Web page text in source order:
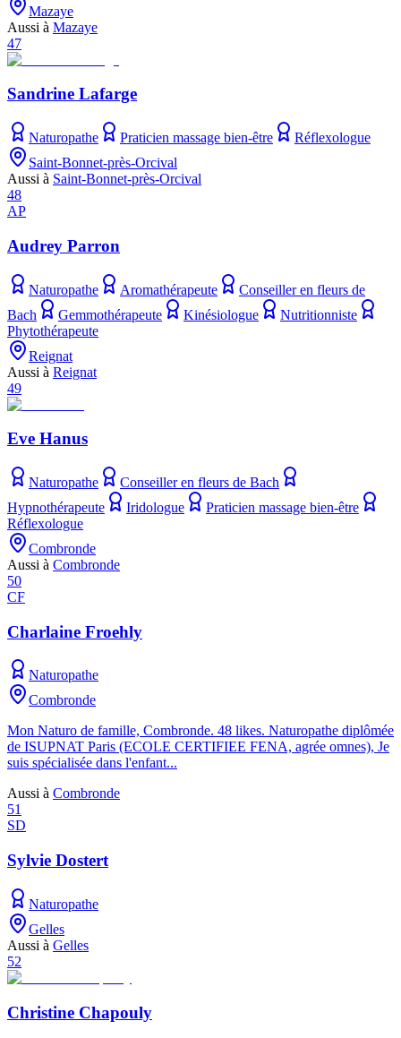
Mazaye
Aussi à Mazaye
47
Sandrine Lafarge
Naturopathe Praticien massage bien-être
Réflexologue
Saint-Bonnet-près-Orcival
Aussi à Saint-Bonnet-près-Orcival
48
AP
Audrey Parron
Naturopathe Aromathérapeute
Conseiller en fleurs de
Bach
Gemmothérapeute Kinésiologue
Nutritionniste
Phytothérapeute
Reignat
Aussi à Reignat
49
Eve Hanus
Naturopathe
Conseiller en fleurs de Bach
Hypnothérapeute
Iridologue
Praticien massage bien-être
Réflexologue
Combronde
Aussi à Combronde
50
CF
Charlaine Froehly
Naturopathe
Combronde
Mon Naturo de famille, Combronde. 48 likes. Naturopathe diplômée
de ISUPNAT Paris (ECOLE CERTIFIEE FENA, agrée omnes), Je
suis spécialisée dans l'enfant...
Aussi à Combronde
51
SD
Sylvie Dostert
Naturopathe
Gelles
Aussi à Gelles
52
Christine Chapouly